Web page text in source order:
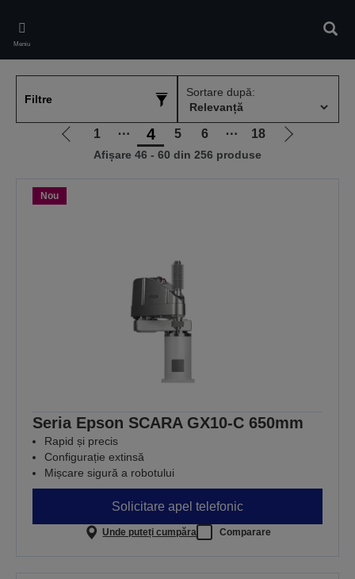
main
content
Meniu
Filtre
Sortare după:
Mergi
1 ⋯ 4 5 6 ⋯ 18
Mergi
Afișare 46 - 60 din 256 produse
Nou
Seria Epson SCARA GX10-C 650mm
Rapid și precis
Configurație extinsă
Mișcare sigură a robotului
Solicitare apel telefonic
Unde puteți cumpăra Comparare